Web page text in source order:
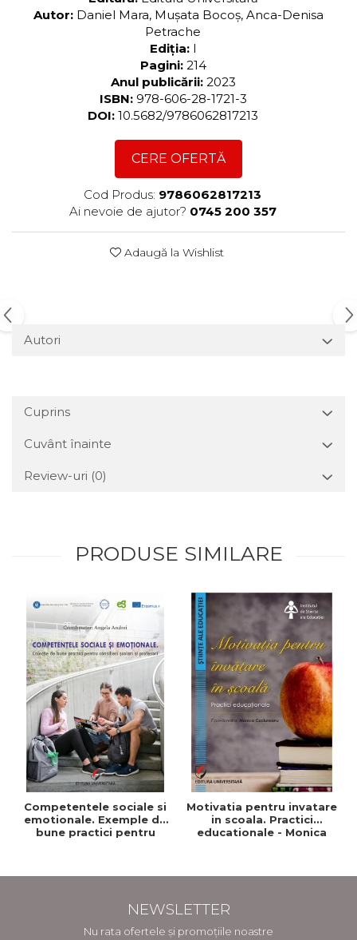
Autor: Daniel Mara, Muşata Bocoş, Anca-Denisa
Petrache
Ediția: I
Pagini: 214
Anul publicării: 2023
ISBN: 978-606-28-1721-3
DOI: 10.5682/9786062817213
CERE OFERTĂ
Cod Produs: 9786062817213
Ai nevoie de ajutor? 0745 200 357
Adaugă la Wishlist
Autori
Cuprins
Cuvânt înainte
Review-uri (0)
PRODUSE SIMILARE
Competentele sociale si
emotionale. Exemple de
bune practici pentru
Motivatia pentru invatare
in scoala. Practici
educationale - Monica
NEWSLETTER
Nu rata ofertele și promoțiile noastre